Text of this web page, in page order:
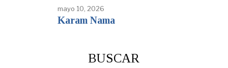
mayo 10, 2026
Karam Nama
BUSCAR